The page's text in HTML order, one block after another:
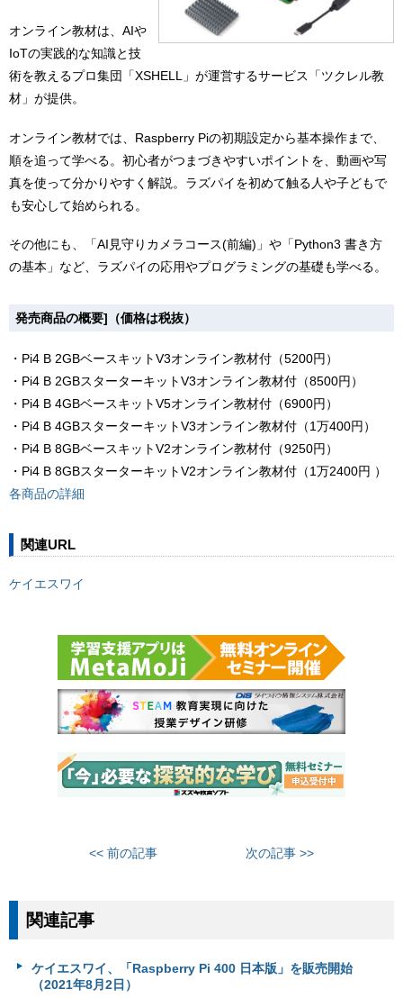
オンライン教材は、AIや
IoTの実践的な知識と技
術を教えるプロ集団「XSHELL」が運営するサービス「ツクレル教
材」が提供。
オンライン教材では、Raspberry Piの初期設定から基本操作まで、
順を追って学べる。初心者がつまづきやすいポイントを、動画や写
真を使って分かりやすく解説。ラズパイを初めて触る人や子どもで
も安心して始められる。
その他にも、「AI見守りカメラコース(前編)」や「Python3 書き方
の基本」など、ラズパイの応用やプログラミングの基礎も学べる。
発売商品の概要]（価格は税抜）
・Pi4 B 2GBベースキットV3オンライン教材付（5200円）
・Pi4 B 2GBスターターキットV3オンライン教材付（8500円）
・Pi4 B 4GBベースキットV5オンライン教材付（6900円）
・Pi4 B 4GBスターターキットV3オンライン教材付（1万400円）
・Pi4 B 8GBベースキットV2オンライン教材付（9250円）
・Pi4 B 8GBスターターキットV2オンライン教材付（1万2400円 ）
各商品の詳細
関連URL
ケイエスワイ
<< 前の記事 次の記事 >>
関連記事
ケイエスワイ、「Raspberry Pi 400 日本版」を販売開始
（2021年8月2日）